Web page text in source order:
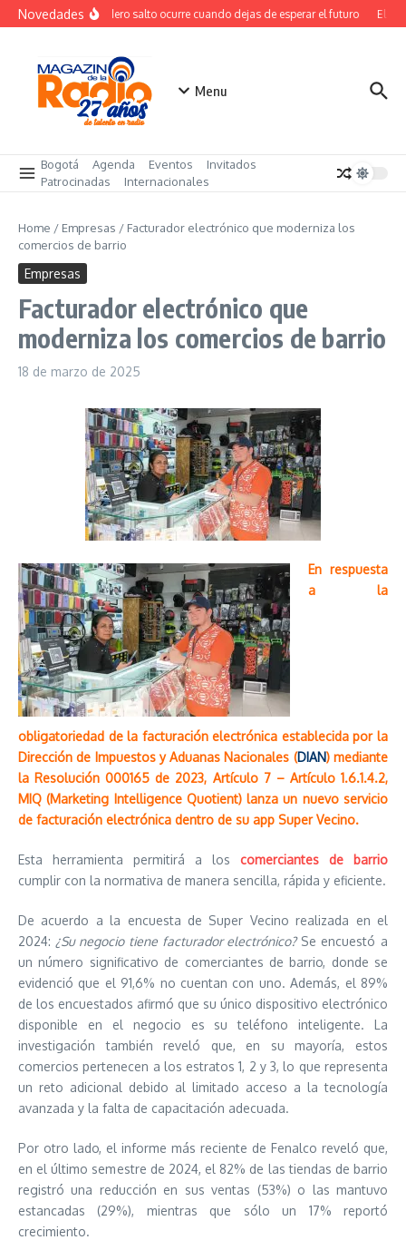
Saltar al contenido
NovedadesEl verdadero salto ocurre cuando dejas de esperar el futuro El
Menu
Bogotá Agenda Eventos
Invitados
Patrocinadas
Internacionales
Home / Empresas / Facturador electrónico que moderniza los
comercios de barrio
Empresas
Facturador electrónico que
moderniza los comercios de barrio
18 de marzo de 2025
En respuesta
a la
obligatoriedad de la facturación electrónica establecida por la
Dirección de Impuestos y Aduanas Nacionales (DIAN) mediante
la Resolución 000165 de 2023, Artículo 7 – Artículo 1.6.1.4.2,
MIQ (Marketing Intelligence Quotient) lanza un nuevo servicio
de facturación electrónica dentro de su app Super Vecino.
Esta herramienta permitirá a los comerciantes de barrio
cumplir con la normativa de manera sencilla, rápida y eficiente.
De acuerdo a la encuesta de Super Vecino realizada en el
2024: ¿Su negocio tiene facturador electrónico? Se encuestó a
un número significativo de comerciantes de barrio, donde se
evidenció que el 91,6% no cuentan con uno. Además, el 89%
de los encuestados afirmó que su único dispositivo electrónico
disponible en el negocio es su teléfono inteligente. La
investigación también reveló que, en su mayoría, estos
comercios pertenecen a los estratos 1, 2 y 3, lo que representa
un reto adicional debido al limitado acceso a la tecnología
avanzada y la falta de capacitación adecuada.
Por otro lado, el informe más reciente de Fenalco reveló que,
en el último semestre de 2024, el 82% de las tiendas de barrio
registró una reducción en sus ventas (53%) o las mantuvo
estancadas (29%), mientras que sólo un 17% reportó
crecimiento.